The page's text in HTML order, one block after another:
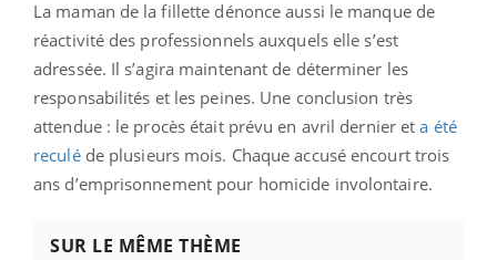
La maman de la fillette dénonce aussi le manque de
réactivité des professionnels auxquels elle s’est
adressée. Il s’agira maintenant de déterminer les
responsabilités et les peines. Une conclusion très
attendue : le procès était prévu en avril dernier eta été
reculéde plusieurs mois. Chaque accusé encourt trois
ans d’emprisonnement pour homicide involontaire.
SUR LE MÊME THÈME